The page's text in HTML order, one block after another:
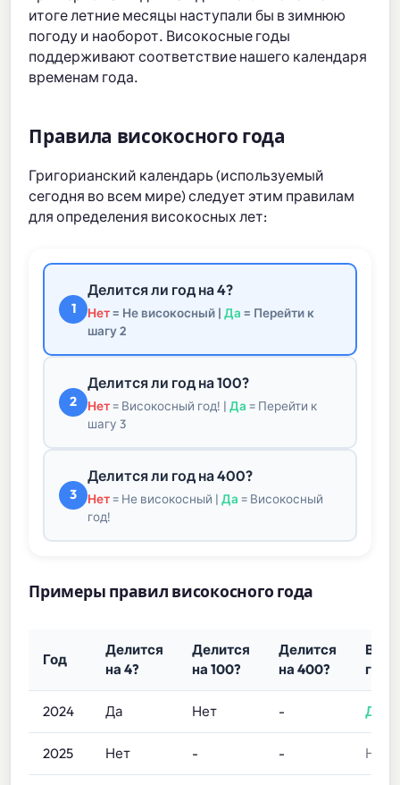
итоге летние месяцы наступали бы в зимнюю
погоду и наоборот. Високосные годы
поддерживают соответствие нашего календаря
временам года.
Правила високосного года
Григорианский календарь (используемый
сегодня во всем мире) следует этим правилам
для определения високосных лет:
1
Делится ли год на 4?
Нет= Не високосный |Да = Перейти к
шагу 2
2
Делится ли год на 100?
Нет = Високосный год! |Да = Перейти к
шагу 3
3
Делится ли год на 400?
Нет = Не високосный |Да = Високосный
год!
Примеры правил високосного года
Год
Делится
на 4?
Делится
на 100?
Делится
на 400?
год?
2024 Да Нет - Да
2025 Нет - - Нет